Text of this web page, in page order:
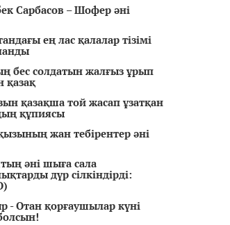
Сарбасов – Шофер әні
ең лас қалалар тізімі
бес солдатын жалғыз ұрып
қазақ
қазақша той жасап ұзатқан
құпиясы
жан тебірентер әні
әні шыға сала
дүр сілкіндірді:
- Отан қорғаушылар күні